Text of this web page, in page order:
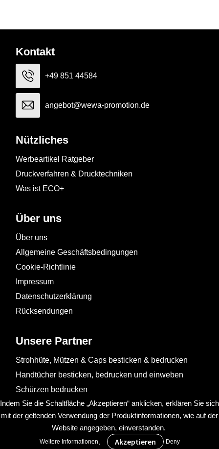
Kontakt
+49 851 44584
angebot@wewa-promotion.de
Nützliches
Werbeartikel Ratgeber
Druckverfahren & Drucktechniken
Was ist ECO+
Über uns
Über uns
Allgemeine Geschäftsbedingungen
Cookie-Richtlinie
Impressum
Datenschutzerklärung
Rücksendungen
Unsere Partner
Strohhüte, Mützen & Caps besticken & bedrucken
Handtücher besticken, bedrucken und einweben
Schürzen bedrucken
Indem Sie die Schaltfläche „Akzeptieren“ anklicken, erklären Sie sich
mit der geltenden Verwendung der Produktinformationen, wie auf der
Website angegeben, einverstanden.
Weitere Informationen. Deny